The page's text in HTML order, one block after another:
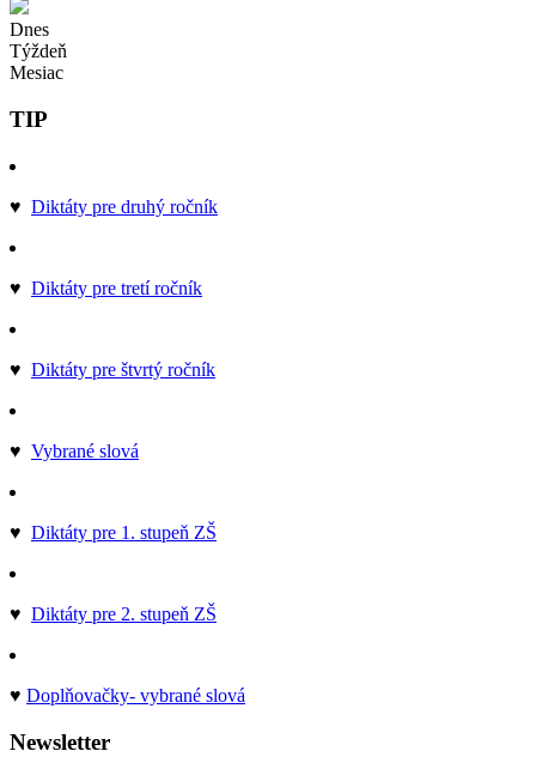
Dnes
Týždeň
Mesiac
TIP
♥ Diktáty pre druhý ročník
♥ Diktáty pre tretí ročník
♥ Diktáty pre štvrtý ročník
♥ Vybrané slová
♥ Diktáty pre 1. stupeň ZŠ
♥ Diktáty pre 2. stupeň ZŠ
♥ Doplňovačky- vybrané slová
Newsletter